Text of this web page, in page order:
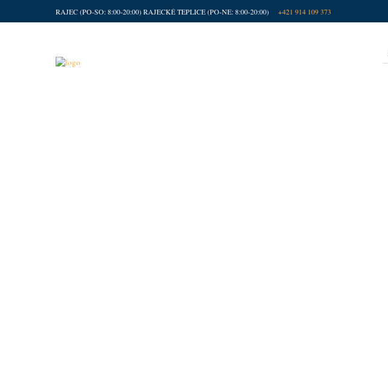
RAJEC (PO-SO: 8:00-20:00) RAJECKÉ TEPLICE (PO-NE: 8:00-20:00) +421 914 109 373